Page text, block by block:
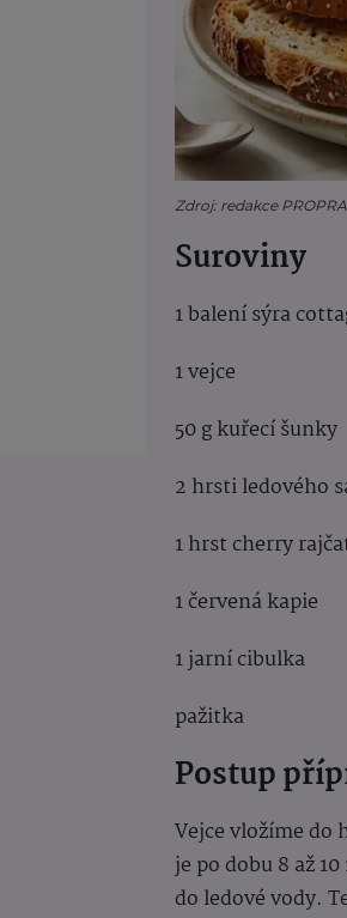
Zdroj: redakce
Suroviny
1 balení sýra
1 vejce
50 g kuřecí šunky
2 hrsti ledového
1 hrst cherry
1 červená kapie
1 jarní cibulka
pažitka
Postup
Vejce vložíme do
je po dobu 8 až
do ledové vody.